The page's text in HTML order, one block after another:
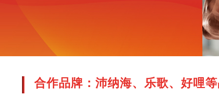
合作品牌：沛纳海、乐歌、好哩